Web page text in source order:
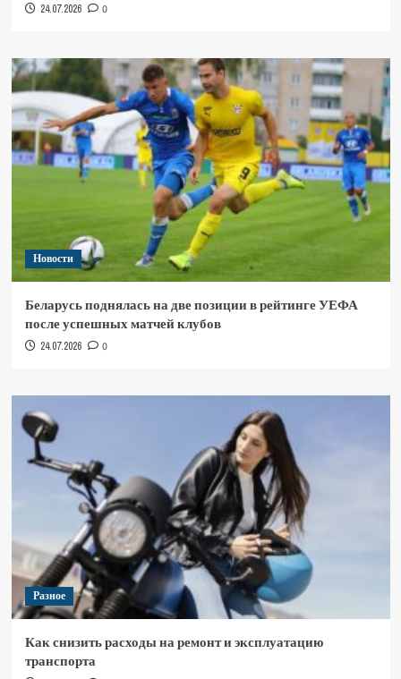
24.07.2026 0
Новости
Беларусь поднялась на две позиции в рейтинге УЕФА
после успешных матчей клубов
24.07.2026 0
Разное
Как снизить расходы на ремонт и эксплуатацию
транспорта